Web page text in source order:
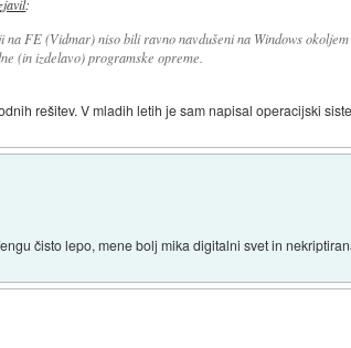
:
na FE (Vidmar) niso bili ravno navdušeni na Windows okoljem
(in izdelavo) programske opreme.
rešitev. V mladih letih je sam napisal operacijski
čisto lepo, mene bolj mika digitalni svet in